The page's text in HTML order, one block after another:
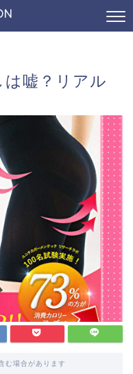
嘘？リアル
む場合があります